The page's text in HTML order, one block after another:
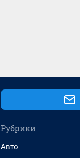
Рубрики
Авто